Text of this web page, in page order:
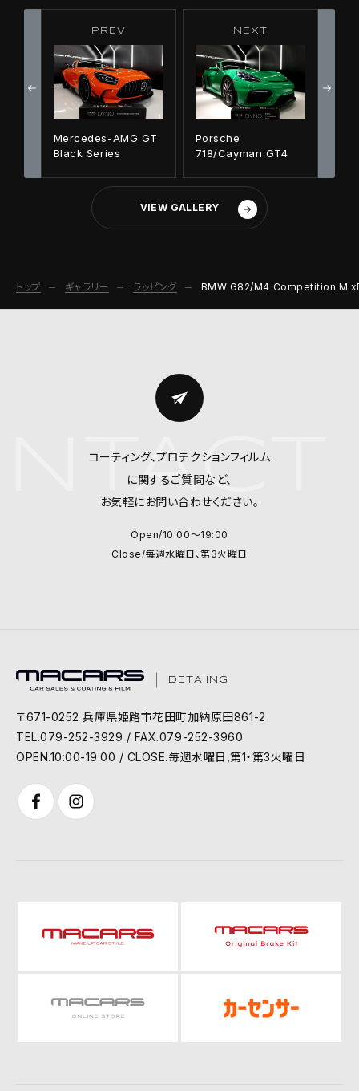
PREV
Mercedes-AMG GT
Black Series
NEXT
Porsche
718/Cayman GT4
VIEW GALLERY
トップ ギャラリー ラッピング BMW G82/M4 Competition M
コーティング、プロテクションフィルム
に関するご質問など、
お気軽にお問い合わせください。
Open/10:00～19:00
Close/毎週水曜日、第3火曜日
DETAIING
〒671-0252 兵庫県姫路市花田町加納原田861-2
TEL.079-252-3929 / FAX.079-252-3960
OPEN.10:00-19:00 / CLOSE.毎週水曜日,第1・第3火曜日